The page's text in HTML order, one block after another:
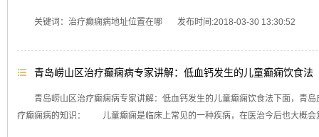
关键词：治疗癫痫病地址位置在哪 发布时间:2018-03-30 13:30:52
青岛崂山区治疗癫痫病专家讲解：低血钙发生的儿童癫痫饮食法
青岛崂山区治疗癫痫病专家讲解：低血钙发生的儿童癫痫饮食法下面，青
疗癫痫病的知识： 儿童癫痫是临床上常见的一种疾病，在医治今后也大概